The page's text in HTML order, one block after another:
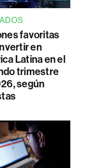
favoritas
en
Latina en el
trimestre
según